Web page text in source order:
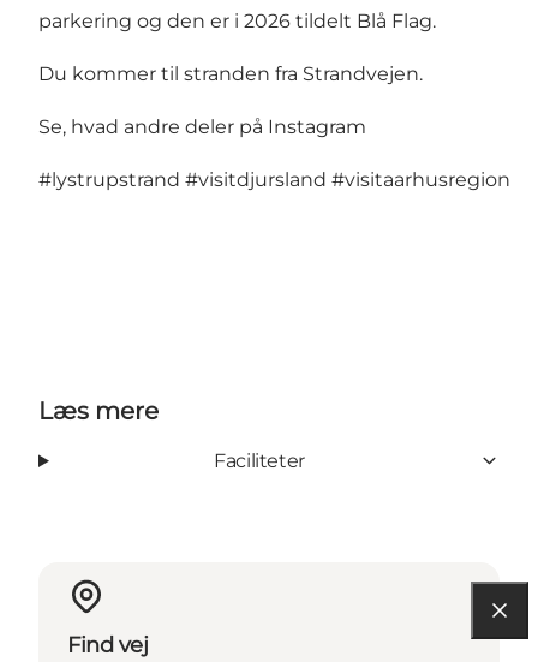
parkering og den er i 2026 tildelt Blå Flag.
Du kommer til stranden fra Strandvejen.
Se, hvad andre deler på Instagram
#lystrupstrand #visitdjursland #visitaarhusregion
Læs mere
Faciliteter
Find vej